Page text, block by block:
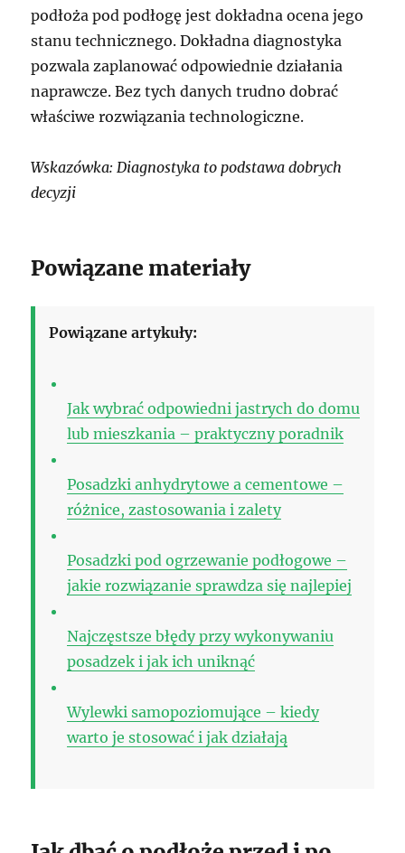
podłoża pod podłogę jest dokładna ocena jego
stanu technicznego. Dokładna diagnostyka
pozwala zaplanować odpowiednie działania
naprawcze. Bez tych danych trudno dobrać
właściwe rozwiązania technologiczne.
Wskazówka: Diagnostyka to podstawa dobrych
decyzji
Powiązane materiały
Powiązane artykuły:
Jak wybrać odpowiedni jastrych do domu
lub mieszkania – praktyczny poradnik
Posadzki anhydrytowe a cementowe –
różnice, zastosowania i zalety
Posadzki pod ogrzewanie podłogowe –
jakie rozwiązanie sprawdza się najlepiej
Najczęstsze błędy przy wykonywaniu
posadzek i jak ich uniknąć
Wylewki samopoziomujące – kiedy
warto je stosować i jak działają